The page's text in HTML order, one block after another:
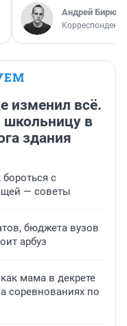
Андрей
Корреспондент
изменил всё.
в
здания
с
— советы
бюджета вузов
арбуз
мама в декрете
соревнованиях по